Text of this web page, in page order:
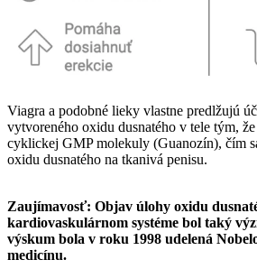
Viagra a podobné lieky vlastne predlžujú
vytvoreného oxidu dusnatého v tele tým,
cyklickej GMP molekuly (Guanozín), čím
oxidu dusnatého na tkanivá penisu.
Zaujímavosť: Objav úlohy oxidu
kardiovaskulárnom systéme bol taký
výskum bola v roku 1998 udelená
medicínu.